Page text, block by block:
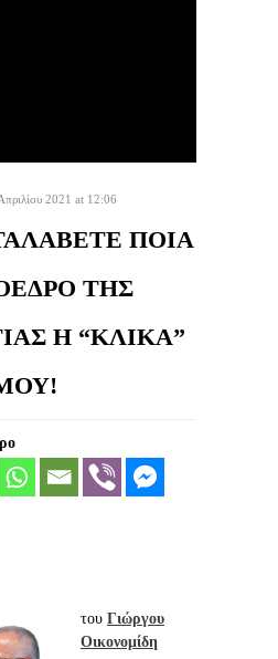
2021 at 12:06
ΠΟΙΑ
ΤΗΣ
Η “ΚΛΙΚΑ”
του Γιώργου
Οικονομίδη